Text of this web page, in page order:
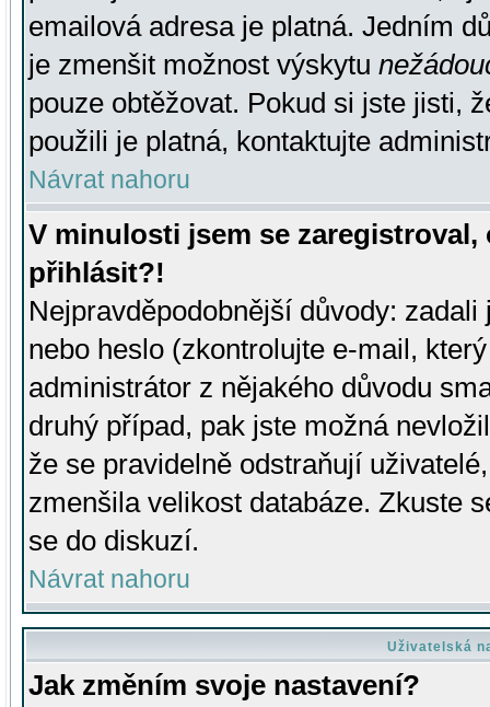
emailová adresa je platná. Jedním
je zmenšit možnost výskytu
pouze obtěžovat. Pokud si jste jisti,
použili je platná, kontaktujte
Návrat nahoru
V minulosti jsem se
přihlásit?!
Nejpravděpodobnější důvody:
nebo heslo (zkontrolujte e-mail,
administrátor z nějakého důvodu
druhý případ, pak jste možná
že se pravidelně odstraňují
zmenšila velikost databáze. Zkuste
se do diskuzí.
Návrat nahoru
Uživatelská
Jak změním svoje nastavení?